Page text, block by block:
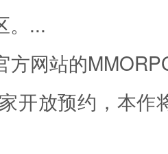
。...
方网站的
开放预约，本作